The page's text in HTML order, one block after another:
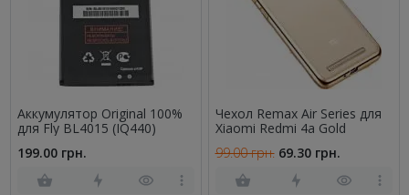
Аккумулятор Original 100%
для Fly BL4015 (IQ440)
199.00 грн.
Чехол Remax Air Series для
Xiaomi Redmi 4a Gold
99.00 грн. 69.30 грн.